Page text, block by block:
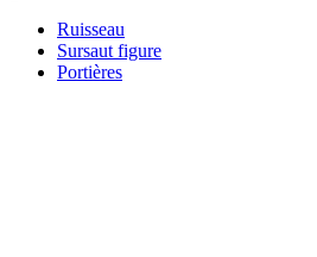
Ruisseau
Sursaut figure
Portières